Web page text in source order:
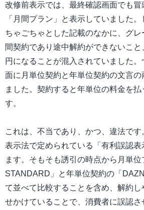
改修前表示では、最終確認画面でも
「月間プラン」と表示していました
ちゃごちゃとした記載のなかに、グ
間契約であり途中解約ができないこ
円になることが混入されていました
面に月単位契約と年単位契約の文言
ました。契約すると年単位の料金を
す。
これは、不当であり、かつ、違法で
表示法で定められている「有利誤認表
ます。そもそも誘引の時点から月単
STANDARD」と年単位契約の「
て並べて比較することを含め、解約
せかけていることで、消費者に誤認さ